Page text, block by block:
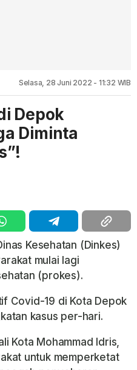
Selasa, 28 Juni 2022 - 11:32 WIB
Depok
Diminta
Kesehatan (Dinkes)
mulai lagi
(prokes).
Covid-19 di Kota Depok
kasus per-hari.
Kota Mohammad Idris,
untuk memperketat